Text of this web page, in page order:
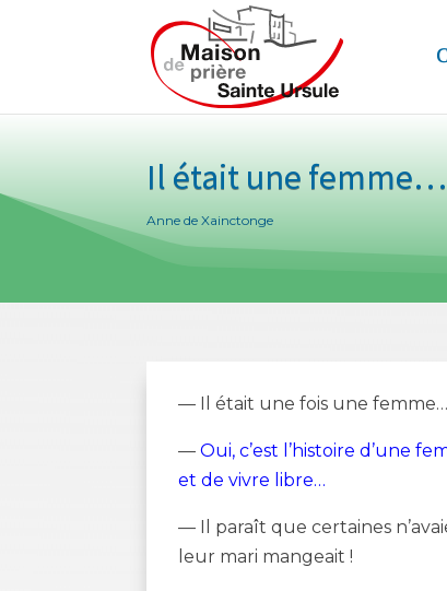
Il était une
Anne de Xainctonge
— Il était une fois une femme…
—Oui, c’est l’histoire d’une
et de vivre libre…
— Il paraît que certaines
leur mari mangeait !